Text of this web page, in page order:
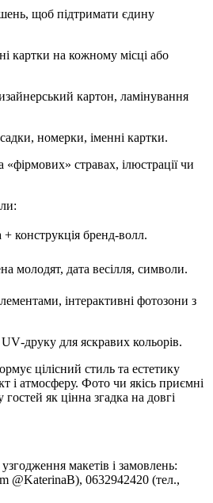
щоб підтримати єдину
картки на кожному місці або
картон, ламінування
номерки, іменні картки.
стравах, ілюстрації чи
конструкція бренд‑волл.
молодят, дата весілля, символи.
інтерактивні фотозони з
для яскравих кольорів.
цілісний стиль та естетику
і атмосферу. Фото чи якісь приємні
як цінна згадка на довгі
макетів і замовлень:
@KaterinaB), 0632942420 (тел.,